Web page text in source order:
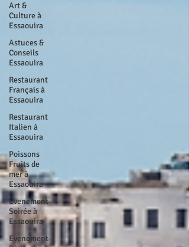
Art &
Culture à
Essaouira
Astuces &
Conseils
Essaouira
Restaurant
Français à
Essaouira
Restaurant
Italien à
Essaouira
Poissons
Fruits de
mer à
Essaouira
Evenement
Soirée à
Essaouira
Evenement